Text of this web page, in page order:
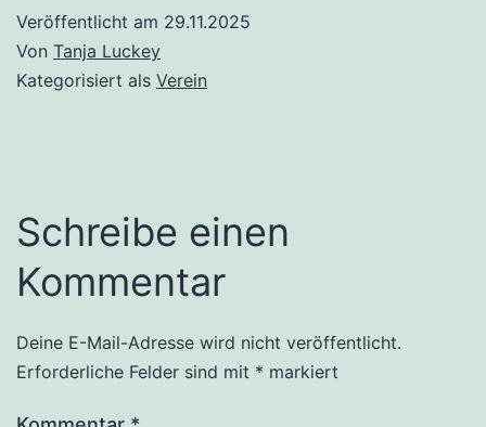
Veröffentlicht am 29.11.2025
Von Tanja Luckey
Kategorisiert als Verein
Schreibe einen
Kommentar
Deine E-Mail-Adresse wird nicht veröffentlicht.
Erforderliche Felder sind mit * markiert